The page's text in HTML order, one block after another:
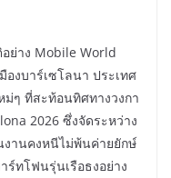
ย่าง Mobile World
งบาร์เซโลนา ประเทศ
ม่ๆ ที่สะท้อนทิศทางวงกา
2026 ซึ่งจัดระหว่าง
านคงหนีไม่พ้นค่ายยักษ์
ร์ทโฟนรุ่นเรือธงอย่าง